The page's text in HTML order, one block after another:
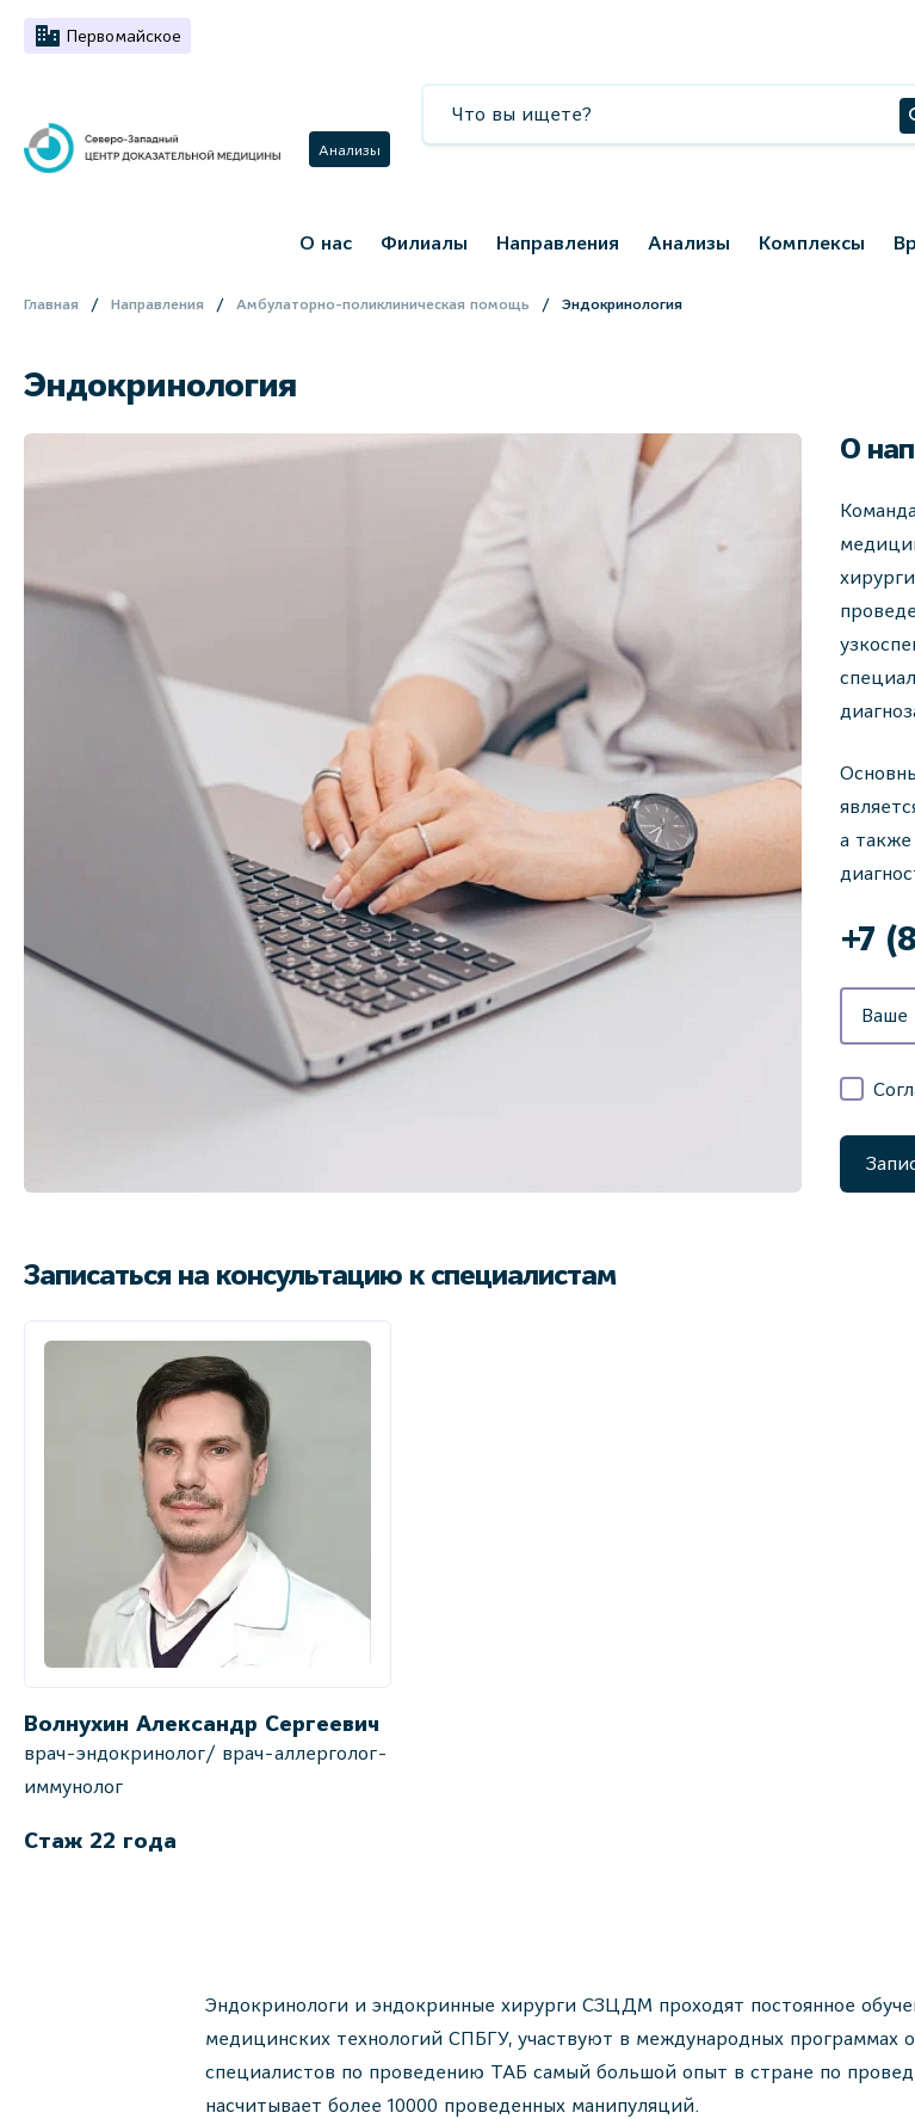
Первомайское
Анализы
О нас Филиалы Направления Анализы Комплексы
Главная Направления Амбулаторно-поликлиническая помощь Эндокринология
Эндокринология
О
а
‌+7
Записаться на консультацию к специалистам
Волнухин Александр Сергеевич
врач-эндокринолог/ врач-аллерголог-
иммунолог
Стаж 22 года
Эндокринологи и эндокринные хирурги СЗЦДМ проходят постоянное
медицинских технологий СПБГУ, участвуют в международных программах
специалистов по проведению ТАБ самый большой опыт в стране по
насчитывает более 10000 проведенных манипуляций.